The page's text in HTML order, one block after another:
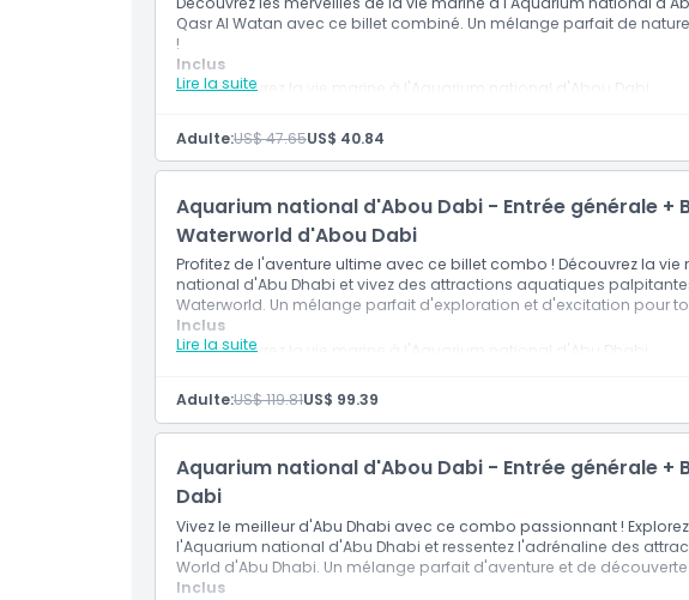
Qasr Al Watan avec ce billet combiné. Un mélange parfait de
!
Lire la suite
Inclus
Découvrez la vie marine à l'Aquarium national d'Abou Dabi.
Un mélange parfait de nature et de culture en une seule visite.
Adulte:US$ 47.65US$ 40.84
Aquarium national d'Abou Dabi - Entrée générale +
Waterworld d'Abou Dabi
Profitez de l'aventure ultime avec ce billet combo ! Découvrez la
national d'Abu Dhabi et vivez des attractions aquatiques
Waterworld. Un mélange parfait d'exploration et d'excitation pour
Lire la suite
Inclus
Découvrez la vie marine à l'Aquarium national d'Abu Dhabi.
Un mélange d'exploration et d'excitation pour tous les âges.
Adulte:US$ 119.81US$ 99.39
Aquarium national d'Abou Dabi - Entrée générale +
Dabi
Vivez le meilleur d'Abu Dhabi avec ce combo passionnant !
l'Aquarium national d'Abu Dhabi et ressentez l'adrénaline des
World d'Abu Dhabi. Un mélange parfait d'aventure et de
Inclus